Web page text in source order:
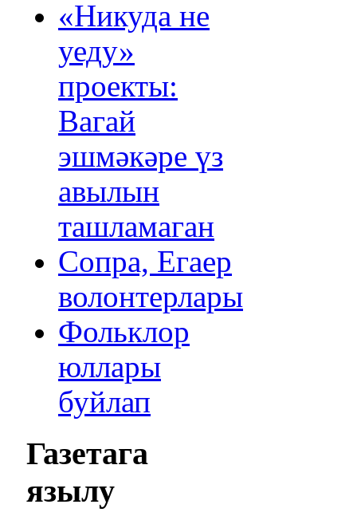
«Никуда не
уеду»
проекты:
Вагай
эшмәкәре үз
авылын
ташламаган
Сопра, Егаер
волонтерлары
Фольклор
юллары
буйлап
Газетага
язылу